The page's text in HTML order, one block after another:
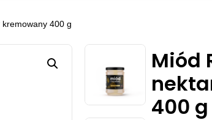
400 g
Miód
400 g